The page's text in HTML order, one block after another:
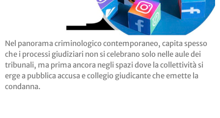
Nel panorama criminologico contemporaneo, capita spesso
che i processi giudiziari non si celebrano solo nelle aule dei
tribunali, ma prima ancora negli spazi dove la collettività si
erge a pubblica accusa e collegio giudicante che emette la
condanna.